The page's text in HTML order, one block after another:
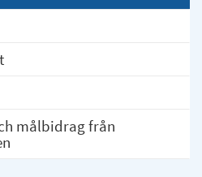
målbidrag från